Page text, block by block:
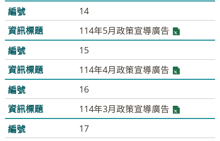
14
114年5月政策宣導廣告
15
114年4月政策宣導廣告
16
114年3月政策宣導廣告
17